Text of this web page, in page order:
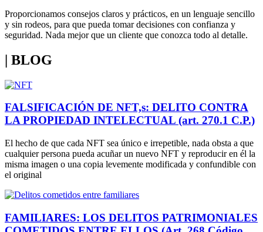
Proporcionamos consejos claros y prácticos, en un lenguaje sencillo
y sin rodeos, para que pueda tomar decisiones con confianza y
seguridad. Nada mejor que un cliente que conozca todo al detalle.
| BLOG
FALSIFICACIÓN DE NFT,s: DELITO CONTRA
LA PROPIEDAD INTELECTUAL (art. 270.1 C.P.)
El hecho de que cada NFT sea único e irrepetible, nada obsta a que
cualquier persona pueda acuñar un nuevo NFT y reproducir en él la
misma imagen o una copia levemente modificada y confundible con
el original
FAMILIARES: LOS DELITOS PATRIMONIALES